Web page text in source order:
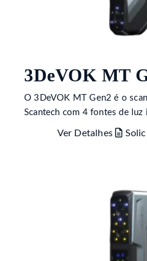
3DeVOK MT
O 3DeVOK MT Gen2 é o
Scantech com 4 fontes de
Ver Detalhes